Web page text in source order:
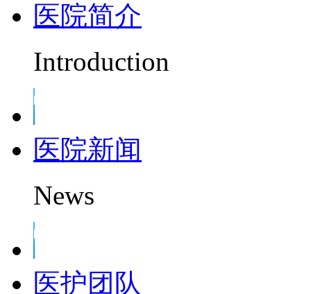
医院简介
Introduction
医院新闻
News
医护团队